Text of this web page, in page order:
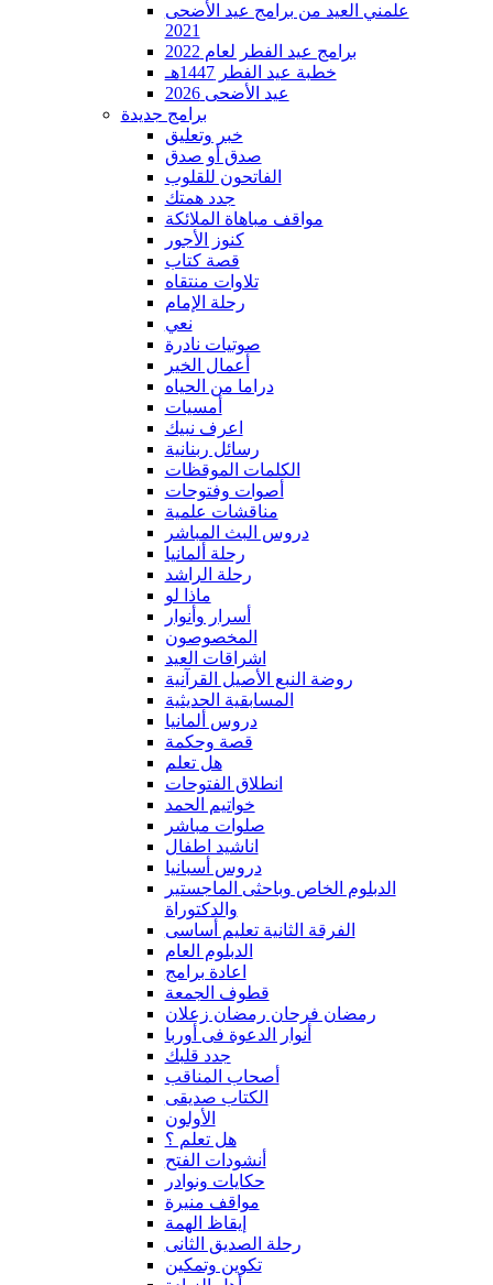
علمني العيد من برامج عيد الأضحى
2021
برامج عيد الفطر لعام 2022
خطبة عيد الفطر 1447هـ
عيد الأضحى 2026
برامج جديدة
خبر وتعليق
صدق أو صدق
الفاتحون للقلوب
جدد همتك
مواقف مباهاة الملائكة
كنوز الأجور
قصة كتاب
تلاوات منتقاه
رحلة الإمام
نعي
صوتيات نادرة
أعمال الخير
دراما من الحياه
أمسيات
اعرف نبيك
رسائل ربنانية
الكلمات الموقظات
أصوات وفتوحات
مناقشات علمية
دروس البث المباشر
رحلة ألمانيا
رحلة الراشد
ماذا لو
أسرار وأنوار
المخصوصون
اشراقات العيد
روضة النبع الأصيل القرآنية
المسابقية الحديثية
دروس ألمانيا
قصة وحكمة
هل تعلم
انطلاق الفتوحات
خواتيم الحمد
صلوات مباشر
اناشيد اطفال
دروس أسبانيا
الدبلوم الخاص وباحثى الماجستير
والدكتوراة
الفرقة الثانية تعليم أساسى
الدبلوم العام
اعادة برامج
قطوف الجمعة
رمضان فرحان رمضان زعلان
أنوار الدعوة فى أوربا
جدد قلبك
أصحاب المناقب
الكتاب صديقى
الأولون
هل تعلم ؟
أنشودات الفتح
حكايات ونوادر
مواقف منيرة
إيقاظ الهمة
رحلة الصديق الثانى
تكوين وتمكين